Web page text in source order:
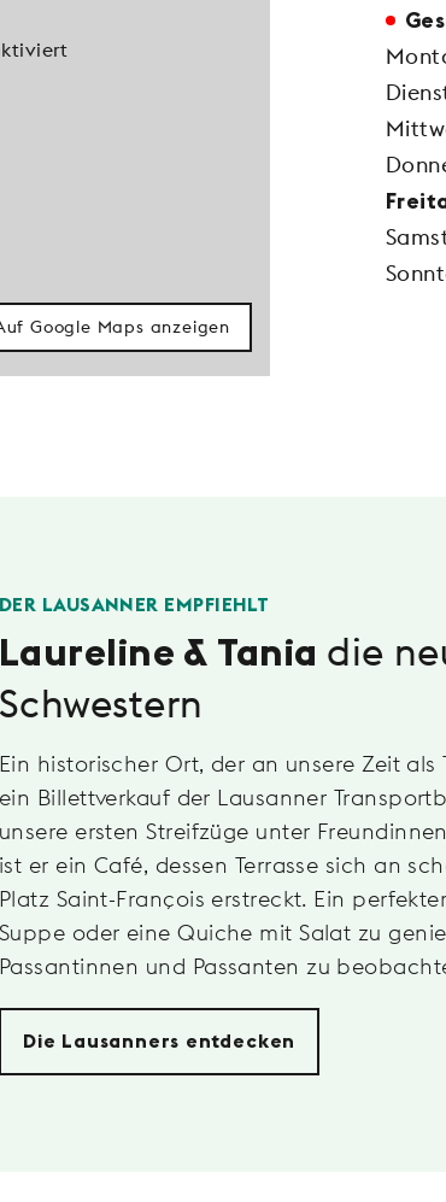
Google Maps anzeigen
DER LAUSANNER EMPFIEHLT
Laureline & Tania die
Schwestern
Ein historischer Ort, der an unsere Zeit
ein Billettverkauf der Lausanner
unsere ersten Streifzüge unter
ist er ein Café, dessen Terrasse sich an
Platz Saint-François erstreckt. Ein
Suppe oder eine Quiche mit Salat zu
Passantinnen und Passanten zu
Die Lausanners entdecken